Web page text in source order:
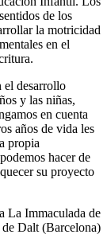
de los
la motricidad
en el
el desarrollo
y las niñas,
en cuenta
años de vida les
propia
hacer de
su proyecto
La Immaculada de
de Dalt (Barcelona)